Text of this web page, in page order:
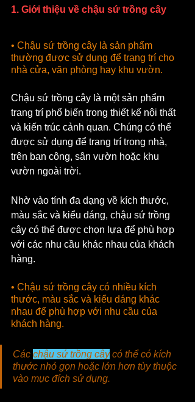
1. Giới thiệu về chậu sứ trồng cây
• Chậu sứ trồng cây là sản phẩm
thường được sử dụng để trang trí cho
nhà cửa, văn phòng hay khu vườn.
Chậu sứ trồng cây là một sản phẩm
trang trí phổ biến trong thiết kế nội thất
và kiến trúc cảnh quan. Chúng có thể
được sử dụng để trang trí trong nhà,
trên ban công, sân vườn hoặc khu
vườn ngoài trời.
Nhờ vào tính đa dạng về kích thước,
màu sắc và kiểu dáng, chậu sứ trồng
cây có thể được chọn lựa để phù hợp
với các nhu cầu khác nhau của khách
hàng.
• Chậu sứ trồng cây có nhiều kích
thước, màu sắc và kiểu dáng khác
nhau để phù hợp với nhu cầu của
khách hàng.
Các chậu sứ trồng cây có thể có kích
thước nhỏ gọn hoặc lớn hơn tùy thuộc
vào mục đích sử dụng.